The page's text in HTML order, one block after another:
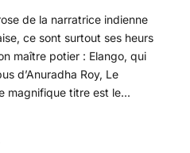
de la narratrice indienne
ce sont surtout ses heurs
maître potier : Elango, qui
d’Anuradha Roy, Le
magnifique titre est le...